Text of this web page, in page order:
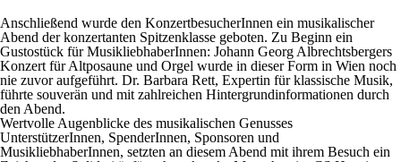
Anschließend wurde den KonzertbesucherInnen ein musikalischer
Abend der konzertanten Spitzenklasse geboten. Zu Beginn ein
Gustostück für MusikliebhaberInnen: Johann Georg Albrechtsbergers
Konzert für Altposaune und Orgel wurde in dieser Form in Wien noch
nie zuvor aufgeführt. Dr. Barbara Rett, Expertin für klassische Musik,
führte souverän und mit zahlreichen Hintergrundinformationen durch
den Abend.
Wertvolle Augenblicke des musikalischen Genusses
UnterstützerInnen, SpenderInnen, Sponsoren und
MusikliebhaberInnen, setzten an diesem Abend mit ihrem Besuch ein